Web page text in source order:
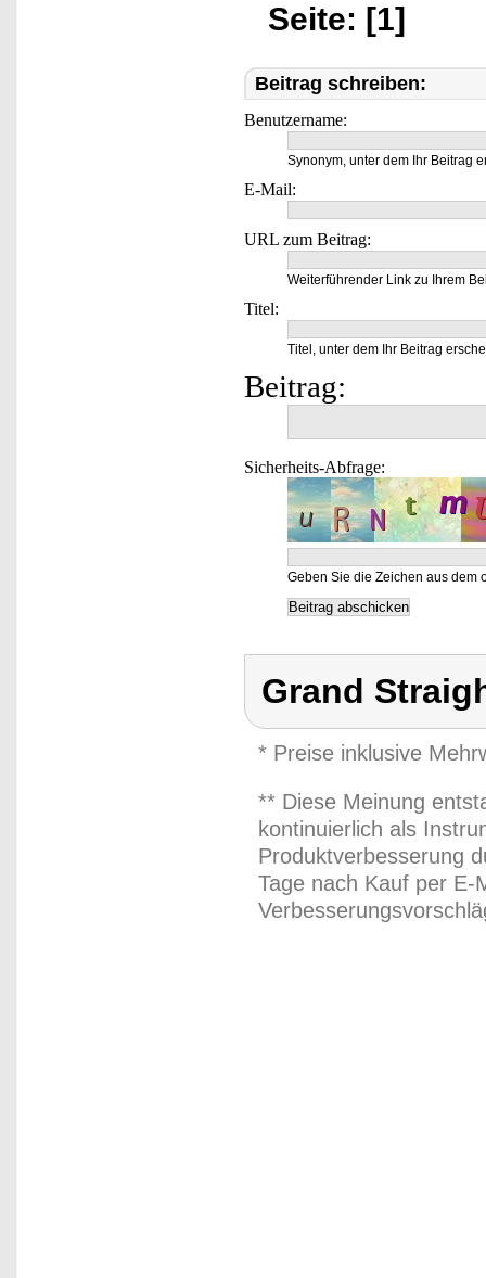
Seite: [1]
Beitrag schreiben:
Benutzername:
Synonym, unter dem Ihr Beitrag
E-Mail:
URL zum Beitrag:
Weiterführender Link zu Ihrem
Titel:
Titel, unter dem Ihr Beitrag
Beitrag:
Sicherheits-Abfrage:
Geben Sie die Zeichen aus dem
Grand
* Preise inklusive
** Diese Meinung
kontinuierlich als
Produktverbesserung
Tage nach Kauf per E-